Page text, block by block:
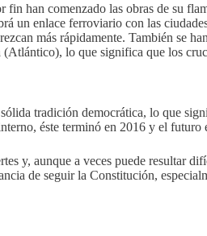
fin han comenzado las obras de su
un enlace ferroviario con las
más rápidamente. También se
lo que significa que los
tradición democrática, lo que
éste terminó en 2016 y el futuro
y, aunque a veces puede resultar
de seguir la Constitución,